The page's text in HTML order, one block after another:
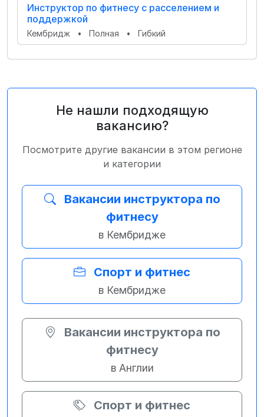
Инструктор по фитнесу с расселением и
поддержкой
Кембридж • Полная • Гибкий
Не нашли подходящую
вакансию?
Посмотрите другие вакансии в этом регионе
и категории
Вакансии инструктора по
фитнесу
в Кембридже
Спорт и фитнес
в Кембридже
Вакансии инструктора по
фитнесу
в Англии
Спорт и фитнес